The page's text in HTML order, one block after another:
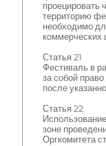
проецировать
территорию
необходимо
коммерческих
Статья 21
Фестиваль в
за собой
после
Статья 22
зоне
Оргкомитета